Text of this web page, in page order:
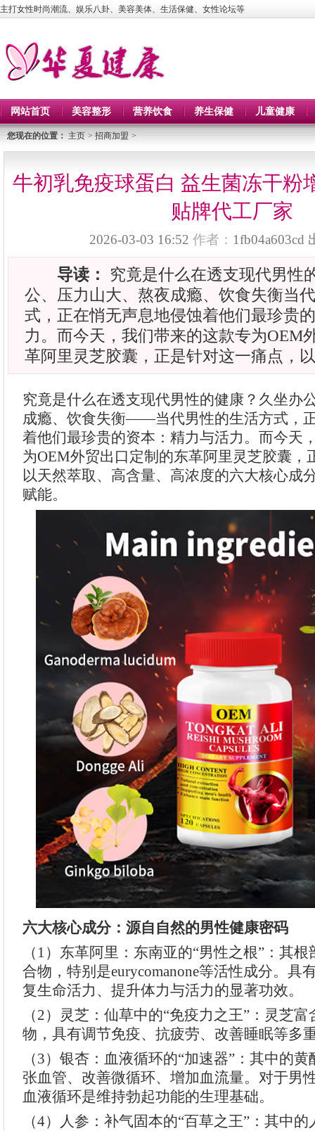
主打女性时尚潮流、娱乐八卦、美容美体、生活保健、女性论坛等
网站首页 美容整形 营养饮食 养生保健 儿童健康
您现在的位置： 主页 > 招商加盟 >
牛初乳免疫球蛋白 益生菌冻干粉
贴牌代工厂家
2026-03-03 16:52 作者： 1fb04a603cd
导读：
究竟是什么在透支现代男性
公、压力山大、熬夜成瘾、饮食失衡当
式，正在悄无声息地侵蚀着他们最珍贵
力。而今天，我们带来的这款专为OEM
革阿里灵芝胶囊，正是针对这一痛点，
究竟是什么在透支现代男性的健康？久坐办
成瘾、饮食失衡——当代男性的生活方式，
着他们最珍贵的资本：精力与活力。而今天
为OEM外贸出口定制的东革阿里灵芝胶囊，
以天然萃取、高含量、高浓度的六大核心成
赋能。
六大核心成分：源自自然的男性健康密码
（1）东革阿里：东南亚的“男性之根”：其
合物，特别是eurycomanone等活性成分。具
复生命活力、提升体力与活力的显著功效。
（2）灵芝：仙草中的“免疫力之王”：灵芝
物，具有调节免疫、抗疲劳、改善睡眠等多
（3）银杏：血液循环的“加速器”：其中的
张血管、改善微循环、增加血流量。对于男
血液循环是维持勃起功能的生理基础。
（4）人参：补气固本的“百草之王”：其中